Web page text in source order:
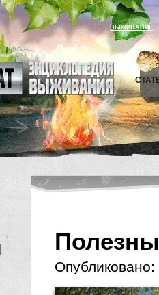
ВЫЖИВАНИЕ
Опубликовано: